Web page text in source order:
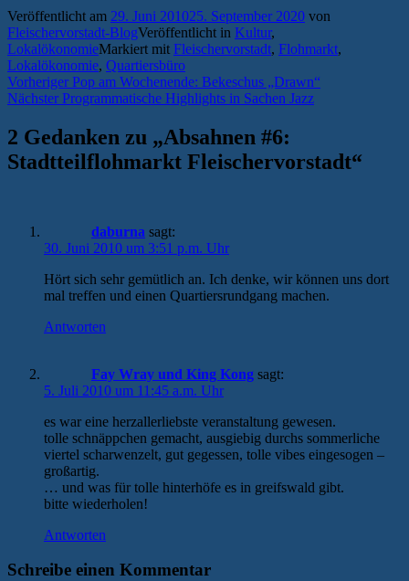
Veröffentlicht am 29. Juni 201025. September 2020 von
Fleischervorstadt-BlogVeröffentlicht in Kultur,
LokalökonomieMarkiert mit Fleischervorstadt, Flohmarkt,
Lokalökonomie, Quartiersbüro
Beitragsnavigation
Vorheriger Vorheriger
Beitrag:
Pop am Wochenende: Bekeschus „Drawn“
Nächster Nächster
Programmatische Highlights in Sachen Jazz
2 Gedanken zu „Absahnen #6:
Stadtteilflohmarkt Fleischervorstadt“
daburna sagt:
30. Juni 2010 um 3:51 p.m. Uhr
Hört sich sehr gemütlich an. Ich denke, wir können uns dort
mal treffen und einen Quartiersrundgang machen.
Antworten
Fay Wray und King Kong sagt:
5. Juli 2010 um 11:45 a.m. Uhr
es war eine herzallerliebste veranstaltung gewesen.
tolle schnäppchen gemacht, ausgiebig durchs sommerliche
viertel scharwenzelt, gut gegessen, tolle vibes eingesogen –
großartig.
… und was für tolle hinterhöfe es in greifswald gibt.
bitte wiederholen!
Antworten
Schreibe einen Kommentar